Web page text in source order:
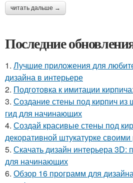
читать дальше →
Последние
1. Лучшие приложения для
дизайна в интерьере
2. Подготовка к имитации
3. Создание стены под кирпич из
гид для начинающих
4. Создай красивые стены под
декоративной штукатурке своими
5. Скачать дизайн интерьера 3D:
для начинающих
6. Обзор 16 программ для